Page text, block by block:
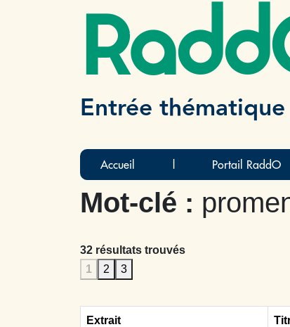
Entrée thématique
Accueil Portail RaddO
Mot-clé :
32 résultats trouvés
1
2
3
Extrait